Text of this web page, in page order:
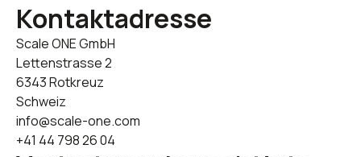
Kontaktadresse
Scale ONE GmbH
Lettenstrasse 2
6343 Rotkreuz
Schweiz
info@scale-one.com
+41 44 798 26 04